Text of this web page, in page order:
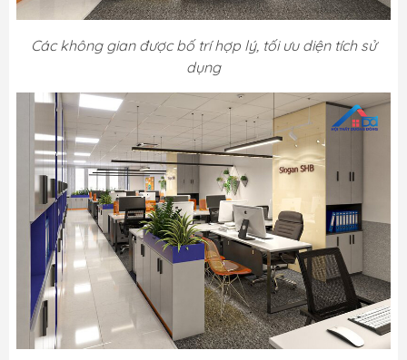
Các không gian được bố trí hợp lý, tối ưu diện tích sử
dụng